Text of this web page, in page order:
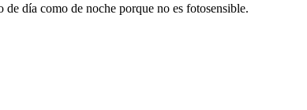
de día como de noche porque no es fotosensible.